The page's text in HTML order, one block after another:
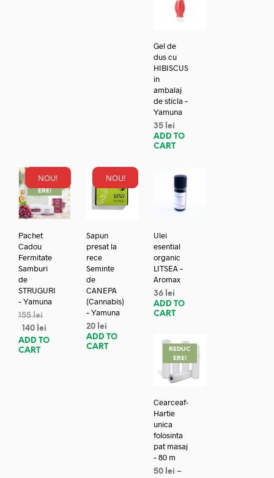
Gel de
dus cu
HIBISCUS
in
ambalaj
de sticla –
Yamuna
35 lei
ADD TO
CART
NOU!
REDUC
ERE!
Pachet
Cadou
Fermitate
Samburi
de
STRUGURI
– Yamuna
155lei
140 lei
ADD TO
CART
NOU!
Sapun
presat la
rece
Seminte
de
CANEPA
(Cannabis)
– Yamuna
20 lei
ADD TO
CART
Ulei
esential
organic
LITSEA –
Aromax
36 lei
ADD TO
CART
REDUC
ERE!
Cearceaf-
Hartie
unica
folosinta
pat masaj
– 80 m
50 lei –